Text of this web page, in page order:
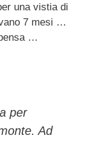
ail n
di
una vistia di
7 mesi …
…
per
Ad